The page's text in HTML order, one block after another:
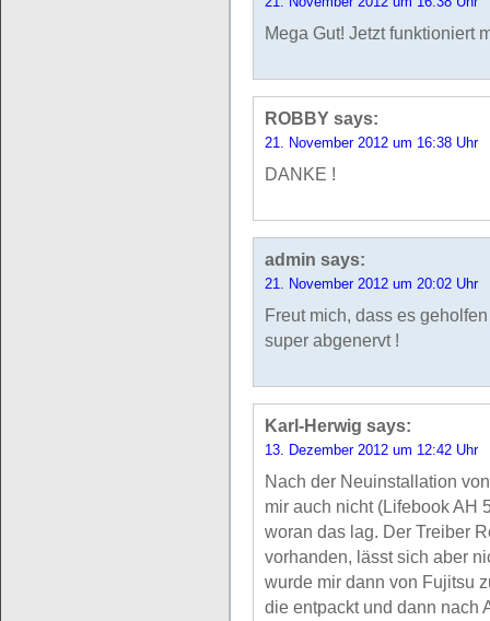
Mega Gut! Jetzt funktioniert
ROBBY says:
21. November 2012 um 16:38 Uhr
DANKE !
admin says:
21. November 2012 um 20:02 Uhr
Freut mich, dass es
super abgenervt !
Karl-Herwig says:
13. Dezember 2012 um 12:42 Uhr
Nach der Neuinstallation
mir auch nicht (Lifebook AH
woran das lag. Der Treiber
vorhanden, lässt sich aber
wurde mir dann von Fujitsu
die entpackt und dann nach